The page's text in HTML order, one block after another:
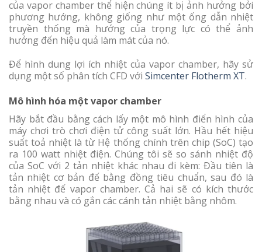
của vapor chamber thể hiện chúng ít bị ảnh hưởng bởi
phương hướng, không giống như một ống dẫn nhiệt
truyền thống mà hướng của trọng lực có thể ảnh
hưởng đến hiệu quả làm mát của nó.
Để hình dung lợi ích nhiệt của vapor chamber, hãy sử
dụng một số phân tích CFD với Simcenter Flotherm XT.
Mô hình hóa một vapor chamber
Hãy bắt đầu bằng cách lấy một mô hình điển hình của
máy chơi trò chơi điện tử công suất lớn. Hầu hết hiệu
suất toả nhiệt là từ Hệ thống chính trên chip (SoC) tạo
ra 100 watt nhiệt điện. Chúng tôi sẽ so sánh nhiệt độ
của SoC với 2 tản nhiệt khác nhau đi kèm: Đầu tiên là
tản nhiệt cơ bản đế bằng đồng tiêu chuẩn, sau đó là
tản nhiệt đế vapor chamber. Cả hai sẽ có kích thước
bằng nhau và có gắn các cánh tản nhiệt bằng nhôm.